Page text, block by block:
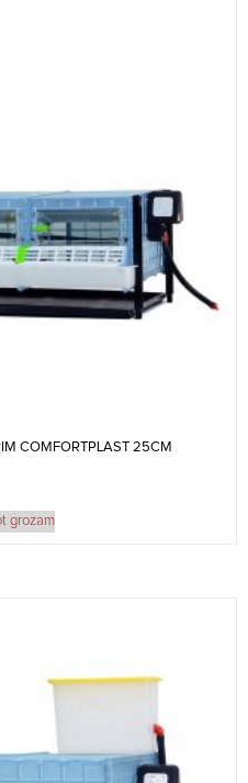
COMFORTPLAST 25CM
grozam